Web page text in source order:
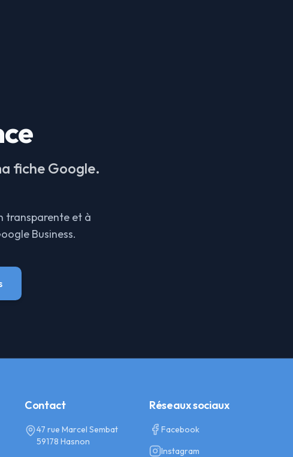
fiche Google.
transparente et à
Business.
Contact
47 rue Marcel Sembat
59178 Hasnon
Réseaux sociaux
Facebook
Instagram